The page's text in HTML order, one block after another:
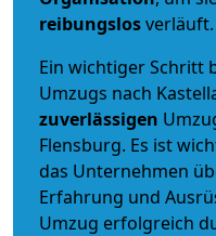
reibungslosverläuft.
Ein wichtiger Schritt
Umzugs nach
zuverlässigen
Flensburg. Es ist
das Unternehmen
Erfahrung und
Umzug erfolgreich